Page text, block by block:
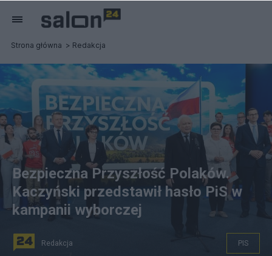
Strona główna Redakcja
Bezpieczna Przyszłość Polaków.
Kaczyński przedstawił hasło PiS w
kampanii wyborczej
Redakcja PIS